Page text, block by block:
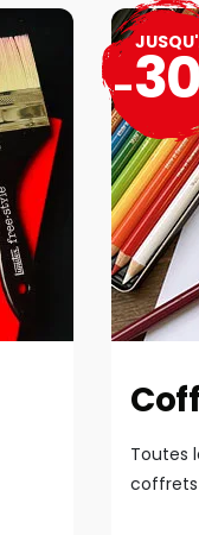
Toutes
coffrets
-30